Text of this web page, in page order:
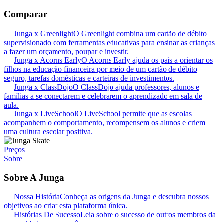
Comparar
Junga x GreenlightO Greenlight combina um cartão de débito
supervisionado com ferramentas educativas para ensinar as crianças
a fazer um orçamento, poupar e investir.
Junga x Acorns EarlyO Acorns Early ajuda os pais a orientar os
filhos na educação financeira por meio de um cartão de débito
seguro, tarefas domésticas e carteiras de investimentos.
Junga x ClassDojoO ClassDojo ajuda professores, alunos e
famílias a se conectarem e celebrarem o aprendizado em sala de
aula.
Junga x LiveSchoolO LiveSchool permite que as escolas
acompanhem o comportamento, recompensem os alunos e criem
uma cultura escolar positiva.
Preços
Sobre
Sobre A Junga
Nossa HistóriaConheça as origens da Junga e descubra nossos
objetivos ao criar esta plataforma única.
Histórias De SucessoLeia sobre o sucesso de outros membros da